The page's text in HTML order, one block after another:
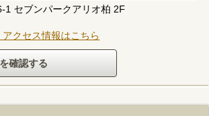
1 セブンパークアリオ柏 2F
クセス情報はこちら